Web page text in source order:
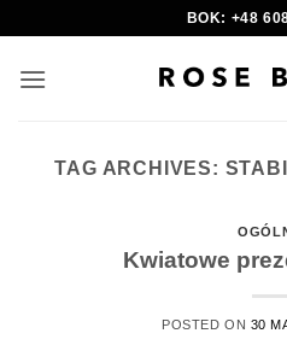
content
BOK: +48
TAG ARCHIVES:
Kwiatowe
POSTED ON 30